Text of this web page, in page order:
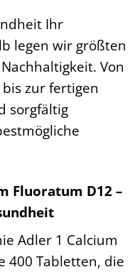
Ihr
legen wir größten
Von
zur fertigen
sorgfältig
Fluoratum D12 –
Adler 1 Calcium
400 Tabletten, die